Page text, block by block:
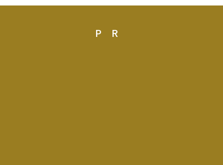
らに、江戸の料理やアルコールドリンクもご用意しています。昼と
るで江戸時代にタイムスリップしたかのような体験をお楽しみいた
PR